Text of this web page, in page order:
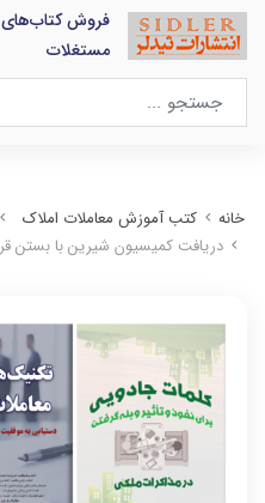
فروش کتاب‌های
مستغلات
خانه کتب آموزش معاملات املاک
دریافت کمیسیون شیرین با بستن